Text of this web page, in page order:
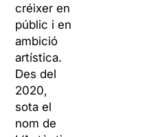
créixer en
públic i en
ambició
artística.
Des del
2020,
sota el
nom de